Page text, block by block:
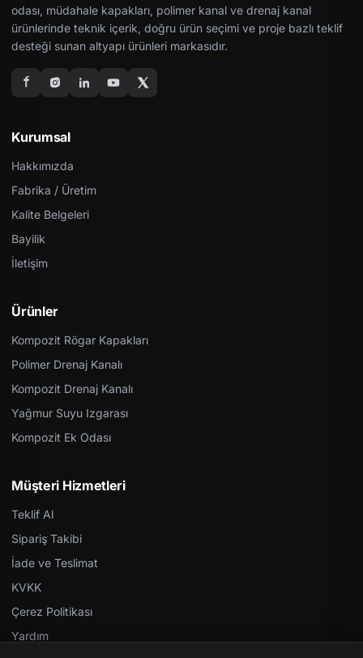
odası, müdahale kapakları, polimer kanal ve drenaj kanal
ürünlerinde teknik içerik, doğru ürün seçimi ve proje bazlı teklif
desteği sunan altyapı ürünleri markasıdır.
Kurumsal
Hakkımızda
Fabrika / Üretim
Kalite Belgeleri
Bayilik
İletişim
Ürünler
Kompozit Rögar Kapakları
Polimer Drenaj Kanalı
Kompozit Drenaj Kanalı
Yağmur Suyu Izgarası
Kompozit Ek Odası
Müşteri Hizmetleri
Teklif Al
Sipariş Takibi
İade ve Teslimat
KVKK
Çerez Politikası
Yardım